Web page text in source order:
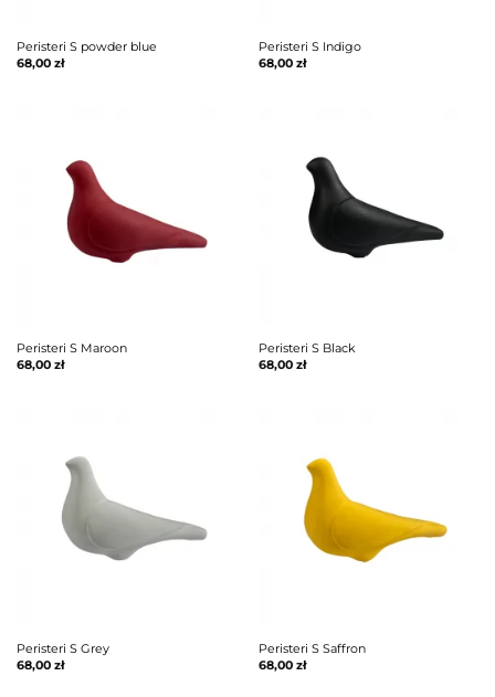
Peristeri S powder blue
68,00 zł
Peristeri S Indigo
68,00 zł
Peristeri S Maroon
68,00 zł
Peristeri S Black
68,00 zł
Peristeri S Grey
68,00 zł
Peristeri S Saffron
68,00 zł